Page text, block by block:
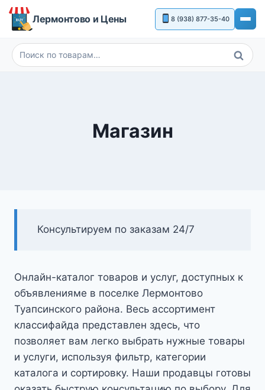
Перейти
Лермонтово и Цены 8 (938) 877-35-40
Искать:
Поиск
Магазин
Консультируем по заказам 24/7
Онлайн-каталог товаров и услуг, доступных к
объявленияме в поселке Лермонтово
Туапсинского района. Весь ассортимент
классифайда представлен здесь, что
позволяет вам легко выбрать нужные товары
и услуги, используя фильтр, категории
каталога и сортировку. Наши продавцы готовы